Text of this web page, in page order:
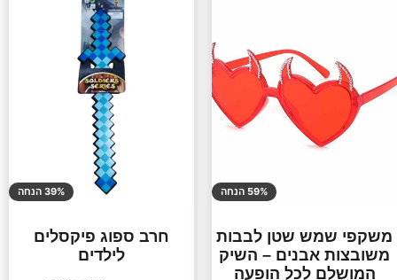
59% הנחה
משקפי שמש שטן לבבות
משובצות אבנים – השיק
המושלם לכל הופעה
39% הנחה
חרב ספוג פיקסלים
לילדים